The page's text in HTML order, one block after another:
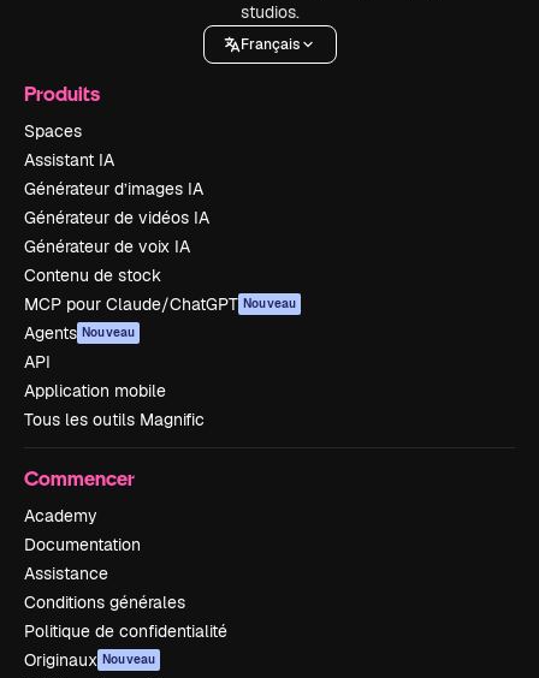
studios.
Français
Produits
Spaces
Assistant IA
Générateur d’images IA
Générateur de vidéos IA
Générateur de voix IA
Contenu de stock
MCP pour Claude/ChatGPT Nouveau
Agents Nouveau
API
Application mobile
Tous les outils Magnific
Commencer
Academy
Documentation
Assistance
Conditions générales
Politique de confidentialité
Originaux Nouveau